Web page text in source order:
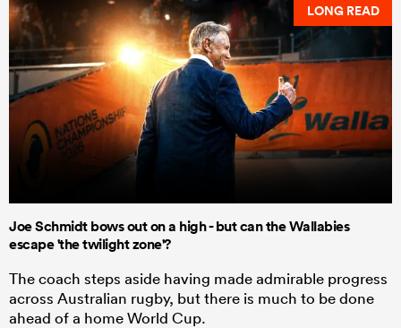
LONG READ
Joe Schmidt bows out on a high - but can the Wallabies
escape 'the twilight zone'?
The coach steps aside having made admirable progress
across Australian rugby, but there is much to be done
ahead of a home World Cup.